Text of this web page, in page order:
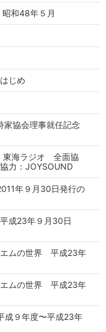
和48年５月
じめ
家協会理事就任記念
東海ラジオ 全面協
力：JOYSOUND
年９月30日発行の
成23年９月30日
ムの世界 平成23年
ムの世界 平成23年
成９年度〜平成23年